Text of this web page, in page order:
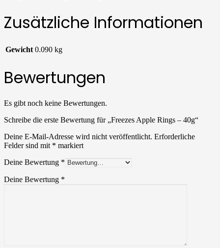
Zusätzliche Informationen
Gewicht 0.090 kg
Bewertungen
Es gibt noch keine Bewertungen.
Schreibe die erste Bewertung für „Freezes Apple Rings – 40g“
Deine E-Mail-Adresse wird nicht veröffentlicht. Erforderliche
Felder sind mit * markiert
Deine Bewertung *
Deine Bewertung *